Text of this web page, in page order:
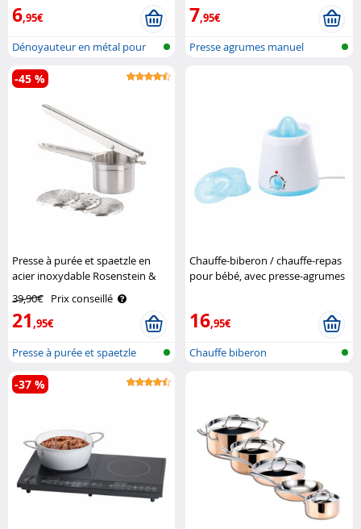
6,95€
Dénoyauteur en métal pour
olive et ..
7,95€
Presse agrumes manuel
Presse à purée et spaetzle en
acier inoxydable Rosenstein &
39,90€ Prix conseillé
21,95€
-45 %
Presse à purée et spaetzle
Chauffe-biberon / chauffe-repas
pour bébé, avec presse-agrumes
16,95€
Chauffe biberon
-37 %